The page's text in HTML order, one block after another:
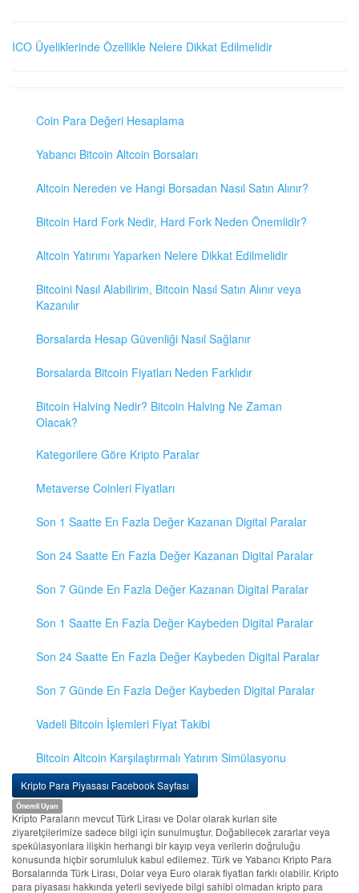
ICO Üyeliklerinde Özellikle Nelere Dikkat Edilmelidir
Coin Para Değeri Hesaplama
Yabancı Bitcoin Altcoin Borsaları
Altcoin Nereden ve Hangi Borsadan Nasıl Satın Alınır?
Bitcoin Hard Fork Nedir, Hard Fork Neden Önemlidir?
Altcoin Yatırımı Yaparken Nelere Dikkat Edilmelidir
Bitcoini Nasıl Alabilirim, Bitcoin Nasıl Satın Alınır veya
Kazanılır
Borsalarda Hesap Güvenliği Nasıl Sağlanır
Borsalarda Bitcoin Fiyatları Neden Farklıdır
Bitcoin Halving Nedir? Bitcoin Halving Ne Zaman
Olacak?
Kategorilere Göre Kripto Paralar
Metaverse Coinleri Fiyatları
Son 1 Saatte En Fazla Değer Kazanan Digital Paralar
Son 24 Saatte En Fazla Değer Kazanan Digital Paralar
Son 7 Günde En Fazla Değer Kazanan Digital Paralar
Son 1 Saatte En Fazla Değer Kaybeden Digital Paralar
Son 24 Saatte En Fazla Değer Kaybeden Digital Paralar
Son 7 Günde En Fazla Değer Kaybeden Digital Paralar
Vadeli Bitcoin İşlemleri Fiyat Takibi
Bitcoin Altcoin Karşılaştırmalı Yatırım Simülasyonu
Kripto Para Piyasası Facebook Sayfası
Önemli Uyarı
Kripto Paraların mevcut Türk Lirası ve Dolar olarak kurları site
ziyaretçilerimize sadece bilgi için sunulmuştur. Doğabilecek zararlar veya
spekülasyonlara ilişkin herhangi bir kayıp veya verilerin doğruluğu
konusunda hiçbir sorumluluk kabul edilemez. Türk ve Yabancı Kripto Para
Borsalarında Türk Lirası, Dolar veya Euro olarak fiyatları farklı olabilir. Kripto
para piyasası hakkında yeterli seviyede bilgi sahibi olmadan kripto para